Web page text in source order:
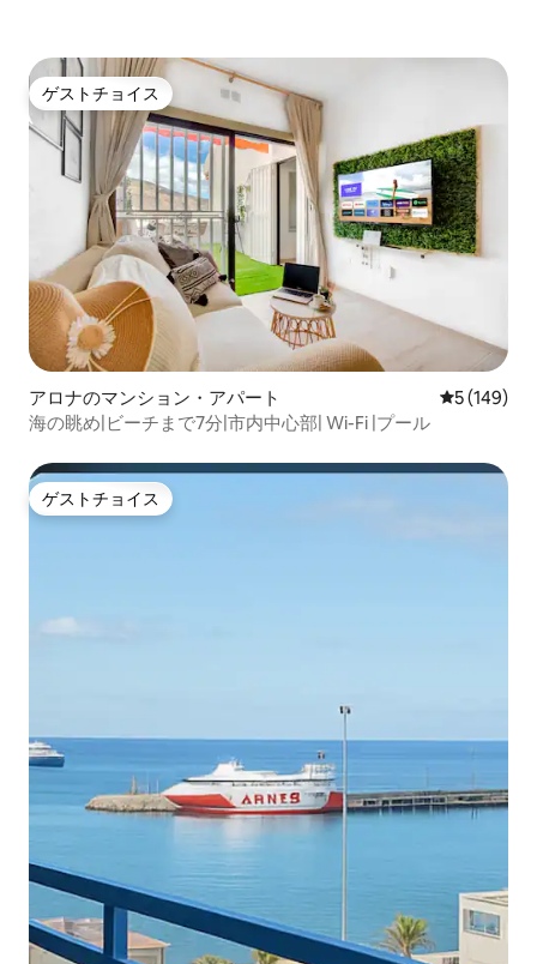
ゲストチョイス
ゲストチョイス
アロナのマンション・アパート レビュー
5 (149)
海の眺め|ビーチまで7分|市内中心部| Wi-Fi |プール
ゲストチョイス
ゲストチョイス